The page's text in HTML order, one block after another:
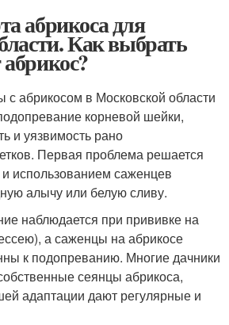
абрикоса для
Как выбрать
абрикосом в Московской области
корневой шейки,
и уязвимость рано
Первая проблема решается
использованием саженцев
алычу или белую сливу.
наблюдается при прививке на
а саженцы на абрикосе
к подопреванию. Многие дачники
сеянцы абрикоса,
адаптации дают регулярные и